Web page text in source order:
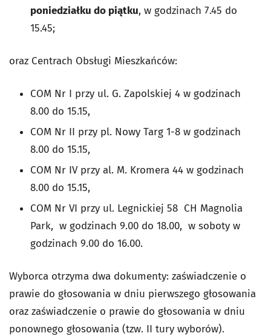
poniedziałku do piątku, w godzinach 7.45 do
15.45;
oraz Centrach Obsługi Mieszkańców:
COM Nr I przy ul. G. Zapolskiej 4 w godzinach
8.00 do 15.15,
COM Nr II przy pl. Nowy Targ 1-8 w godzinach
8.00 do 15.15,
COM Nr IV przy al. M. Kromera 44 w godzinach
8.00 do 15.15,
COM Nr VI przy ul. Legnickiej 58 CH Magnolia
Park, w godzinach 9.00 do 18.00, w soboty w
godzinach 9.00 do 16.00.
Wyborca otrzyma dwa dokumenty: zaświadczenie o
prawie do głosowania w dniu pierwszego głosowania
oraz zaświadczenie o prawie do głosowania w dniu
ponownego głosowania (tzw. II tury wyborów).